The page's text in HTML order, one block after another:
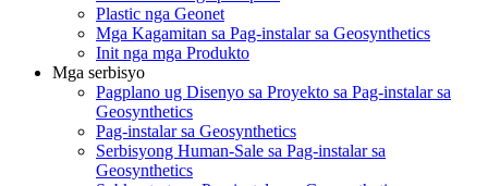
Plastic nga Geonet
Mga Kagamitan sa Pag-instalar sa Geosynthetics
Init nga mga Produkto
Mga serbisyo
Pagplano ug Disenyo sa Proyekto sa Pag-instalar sa
Geosynthetics
Pag-instalar sa Geosynthetics
Serbisyong Human-Sale sa Pag-instalar sa
Geosynthetics